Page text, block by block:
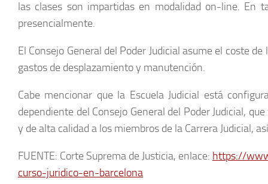
las clases son impartidas en modalidad on-line. En
presencialmente.
El Consejo General del Poder Judicial asume el coste
gastos de desplazamiento y manutención.
Cabe mencionar que la Escuela Judicial está
dependiente del Consejo General del Poder Judicial,
y de alta calidad a los miembros de la Carrera Judicial,
FUENTE: Corte Suprema de Justicia, enlace: https://
curso-juridico-en-barcelona